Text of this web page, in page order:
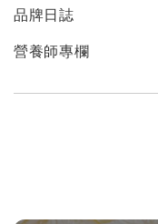
品牌日誌
營養師專欄